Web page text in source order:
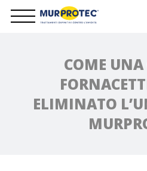
COME UNA
ELIMINATO